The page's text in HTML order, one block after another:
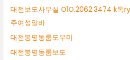
대전보도사무실 O1O.2062.3474 k톡
주여성알바
대전봉명동룸도우미
대전봉명동룸보도